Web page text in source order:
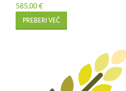
585,00 €
PREBERI VEČ